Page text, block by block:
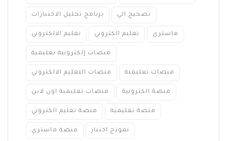
برنامج تحليل الاختبارات تصحيح الي
تعليم الالكتروني تعليم الكتروني ماستري
منصات إلكترونية تعليمية
منصات التعليم الالكتروني منصات تعليمية
منصات تعليمية اون لاين منصة الكترونية
منصة تعليم الكتروني منصة تعليمية
منصة ماستري نموذج اختبار